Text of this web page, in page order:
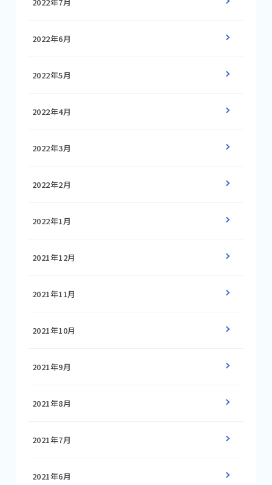
2022年6月
2022年5月
2022年4月
2022年3月
2022年2月
2022年1月
2021年12月
2021年11月
2021年10月
2021年9月
2021年8月
2021年7月
2021年6月